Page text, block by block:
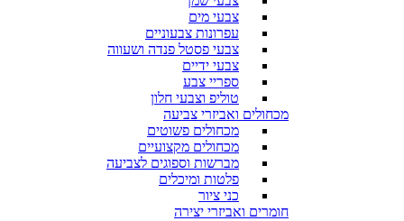
צבעי מים
עפרונות צבעוניים
צבעי פסטל פנדה ושעווה
צבעי ידיים
ספריי צבע
טוליפ וצבעי חלון
מכחולים ואביזרי צביעה
מכחולים פשוטים
מכחולים מקצועיים
מברשות וספוגים לצביעה
פלטות ומיכלים
כני ציור
חומרים ואביזרי יצירה